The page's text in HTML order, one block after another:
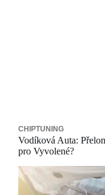
CHIPTUNING
Vodíková Auta:
pro Vyvolené?